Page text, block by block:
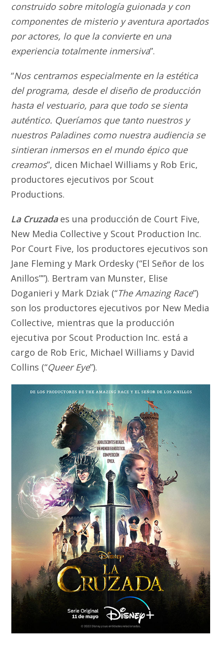
construido sobre mitología guionada y con
componentes de misterio y aventura aportados
por actores, lo que la convierte en una
experiencia totalmente inmersiva”.
“Nos centramos especialmente en la estética
del programa, desde el diseño de producción
hasta el vestuario, para que todo se sienta
auténtico. Queríamos que tanto nuestros y
nuestros Paladines como nuestra audiencia se
sintieran inmersos en el mundo épico que
creamos”, dicen Michael Williams y Rob Eric,
productores ejecutivos por Scout
Productions.
La Cruzadaes una producción de Court Five,
New Media Collective y Scout Production Inc.
Por Court Five, los productores ejecutivos son
Jane Fleming y Mark Ordesky (“El Señor de los
Anillos””). Bertram van Munster, Elise
Doganieri y Mark Dziak (“The Amazing Race”)
son los productores ejecutivos por New Media
Collective, mientras que la producción
ejecutiva por Scout Production Inc. está a
cargo de Rob Eric, Michael Williams y David
Collins (“Queer Eye”).